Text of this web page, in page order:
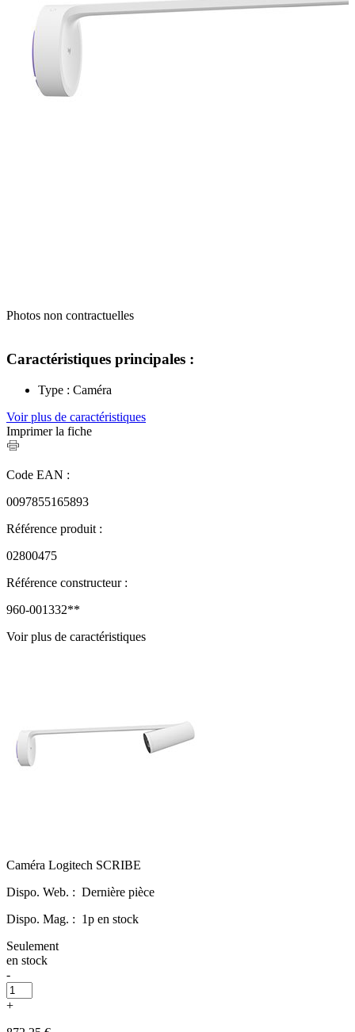
Photos non contractuelles
Caractéristiques principales :
Type : Caméra
Voir plus de caractéristiques
Imprimer la fiche
Code EAN :
0097855165893
Référence produit :
02800475
Référence constructeur :
960-001332**
Voir plus de caractéristiques
Caméra Logitech SCRIBE
Dispo. Web. : Dernière pièce
Dispo. Mag. : 1p en stock
Seulement
en stock
-
+